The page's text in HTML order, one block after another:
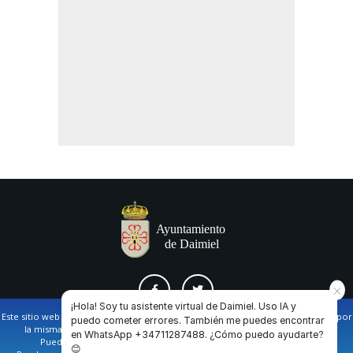
AVISO LEGAL Y POLÍTICA DE PRIVACIDAD COOKIES CONTACTO
Este sitio web utiliza cookies propias y de terceros para facilitar la navegación por
la misma y obtener datos estadísticos de la navegación de los usuarios.
Puede obtener más información en nuestrapolítica de cookies
¡Hola! Soy tu asistente virtual de Daimiel. Uso IA y
puedo cometer errores. También me puedes encontrar
en WhatsApp +34711287488. ¿Cómo puedo ayudarte?
😊